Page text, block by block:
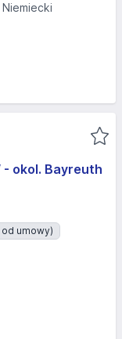
- okol. Bayreuth
od umowy)